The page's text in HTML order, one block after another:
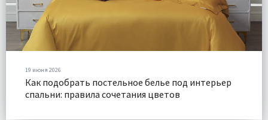
19 июня 2026
Как подобрать постельное белье под интерьер
спальни: правила сочетания цветов